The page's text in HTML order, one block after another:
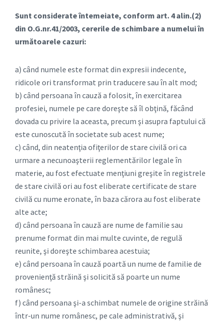
Sunt considerate întemeiate, conform art. 4 alin.(2)
din O.G.nr.41/2003, cererile de schimbare a numelui în
următoarele cazuri:
a) când numele este format din expresii indecente,
ridicole ori transformat prin traducere sau în alt mod;
b) când persoana în cauză a folosit, în exercitarea
profesiei, numele pe care doreşte să îl obţină, făcând
dovada cu privire la aceasta, precum şi asupra faptului că
este cunoscută în societate sub acest nume;
c) când, din neatenţia ofiţerilor de stare civilă ori ca
urmare a necunoaşterii reglementărilor legale în
materie, au fost efectuate menţiuni greşite în registrele
de stare civilă ori au fost eliberate certificate de stare
civilă cu nume eronate, în baza cărora au fost eliberate
alte acte;
d) când persoana în cauză are nume de familie sau
prenume format din mai multe cuvinte, de regulă
reunite, şi doreşte schimbarea acestuia;
e) când persoana în cauză poartă un nume de familie de
provenienţă străină şi solicită să poarte un nume
românesc;
f) când persoana şi-a schimbat numele de origine străină
într-un nume românesc, pe cale administrativă, şi